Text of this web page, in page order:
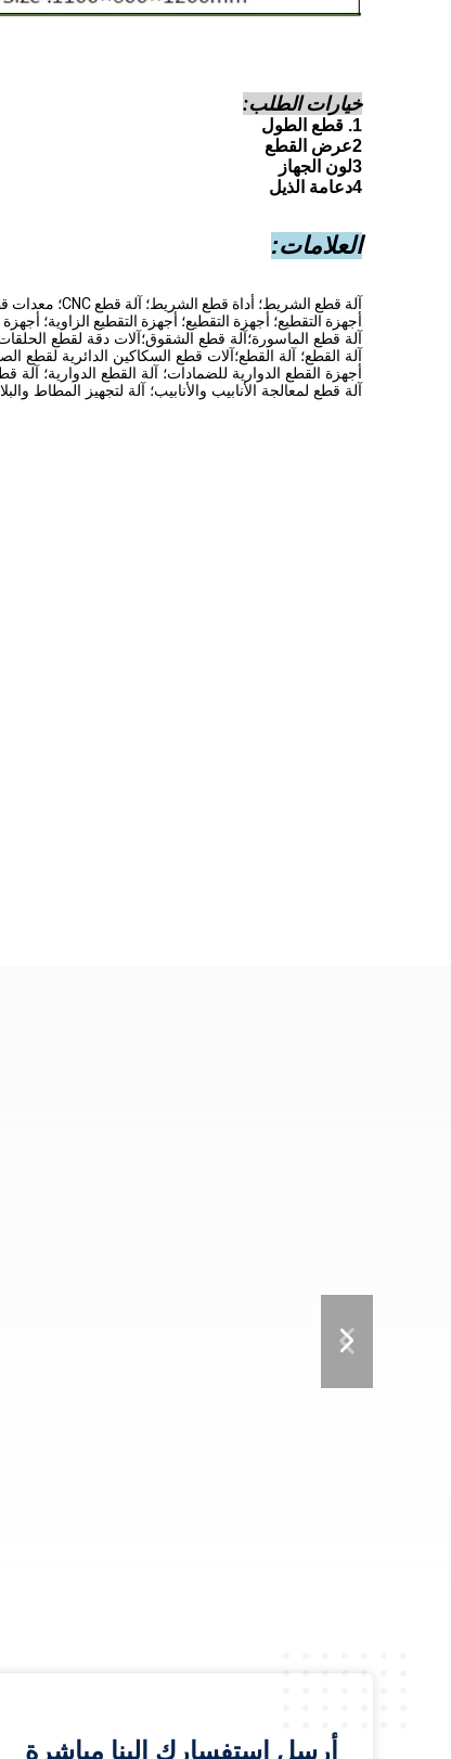
خيارات الطلب:
1. قطع الطول
2عرض القطع
3لون الجهاز
4دعامة الذيل
العلامات:
آلة قطع الشريط؛ أداة قطع الشريط؛ آلة قطع CNC؛ معدات قطع السيليكون
أجهزة التقطيع؛ أجهزة التقطيع؛ أجهزة التقطيع الزاوية؛
آلة قطع الماسورة؛آلة قطع الشقوق؛آلات دقة لقطع
آلة القطع؛ آلة القطع؛آلات قطع السكاكين الدائرية لقطع
أجهزة القطع الدوارية للضمادات؛ آلة القطع الدوارية؛ آلة
آلة قطع لمعالجة الأنابيب والأنابيب؛ آلة لتجهيز المطاط
أرسل استفسارك إلينا مباشرة